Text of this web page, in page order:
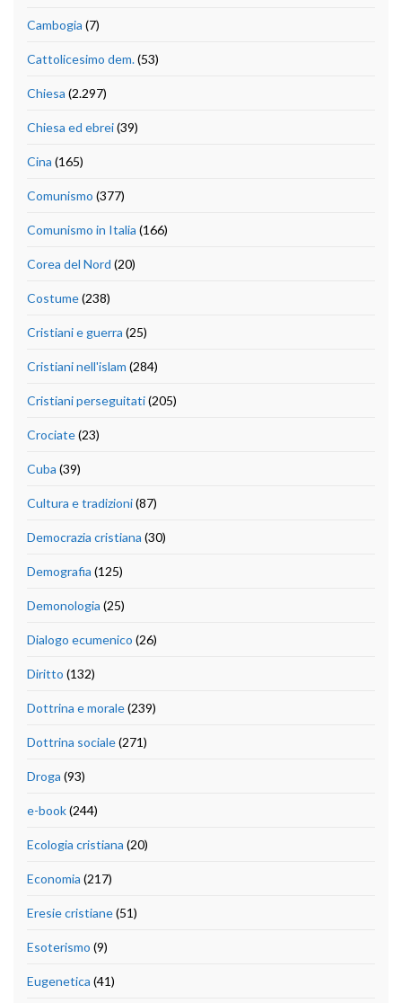
Cambogia (7)
Cattolicesimo dem.(53)
Chiesa (2.297)
Chiesa ed ebrei(39)
Cina (165)
Comunismo (377)
Comunismo in Italia (166)
Corea del Nord (20)
Costume(238)
Cristiani e guerra (25)
Cristiani nell'islam (284)
Cristiani perseguitati(205)
Crociate(23)
Cuba (39)
Cultura e tradizioni(87)
Democrazia cristiana (30)
Demografia (125)
Demonologia (25)
Dialogo ecumenico (26)
Diritto (132)
Dottrina e morale(239)
Dottrina sociale(271)
Droga (93)
e-book(244)
Ecologia cristiana (20)
Economia (217)
Eresie cristiane(51)
Esoterismo (9)
Eugenetica (41)